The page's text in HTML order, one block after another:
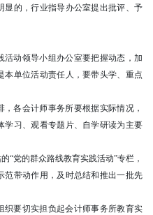
显的，行业指导办公室提出批评、予
活动领导小组办公室要把握动态，加
本单位活动责任人，要带头学、重点
，各会计师事务所要根据实际情况，
学习、观看专题片、自学研读为主要
“党的群众路线教育实践活动”专栏，
范带动作用，及时总结和推出一批先
织要切实担负起会计师事务所教育实